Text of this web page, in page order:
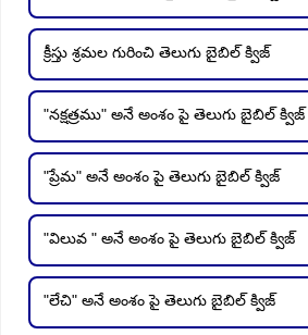
క్రీస్తు శ్రమల గురించి తెలుగు బైబిల్ క్విజ్
"నక్షత్రము" అనే అంశం పై తెలుగు బైబిల్ క్విజ్
"ప్రేమ" అనే అంశం పై తెలుగు బైబిల్ క్విజ్
"విలువ " అనే అంశం పై తెలుగు బైబిల్ క్విజ్
"లేచి" అనే అంశం పై తెలుగు బైబిల్ క్విజ్